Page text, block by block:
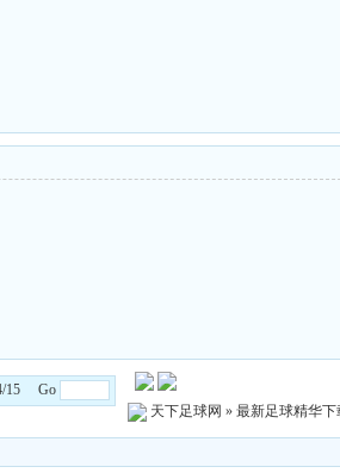
4/15 Go
天下足球网 » 最新足球精华下